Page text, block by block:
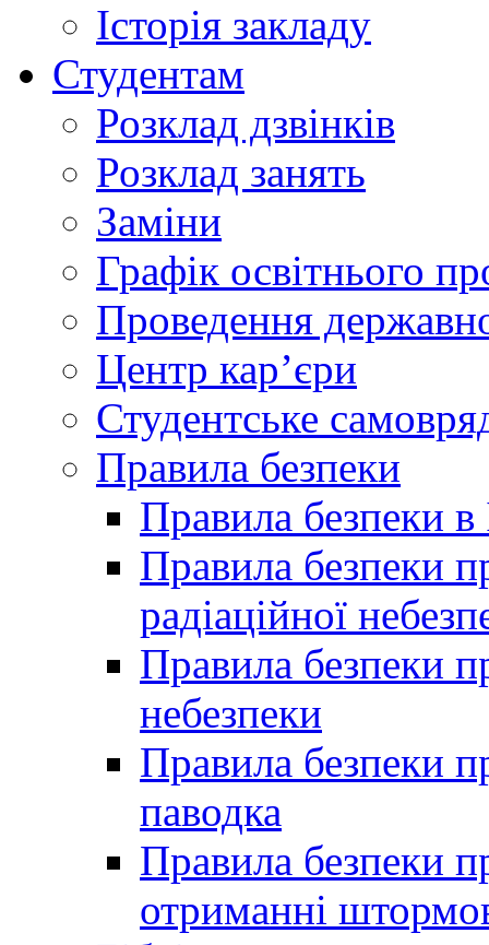
Історія закладу
Студентам
Розклад дзвінків
Розклад занять
Заміни
Графік освітнього
Проведення
Центр кар’єри
Студентське
Правила безпеки
Правила безпеки в
Правила безпеки
радіаційної
Правила безпеки
небезпеки
Правила безпеки
паводка
Правила безпеки
отриманні